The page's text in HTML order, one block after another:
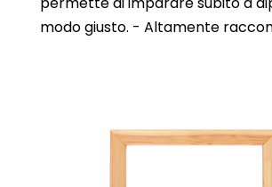
modo giusto. - Altamente